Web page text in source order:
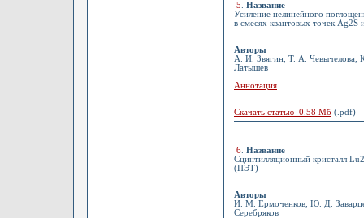
5
Название
Усиление нелинейного
в смесях квантовых точек Ag2S
Авторы
А. И. Звягин, Т. А.
Латышев
Аннотация
Скачать статью 0.58 Мб (.pdf)
6 Название
Сцинтилляционный кристалл
(ПЭТ)
Авторы
И. М. Ермоченков, Ю. Д.
Серебряков